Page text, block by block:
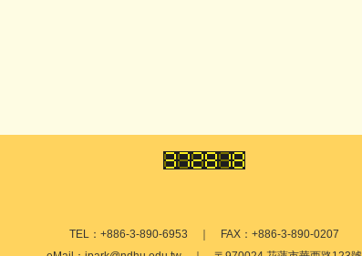
TEL：+886-3-890-6953 ｜ FAX：+886-3-890-0207